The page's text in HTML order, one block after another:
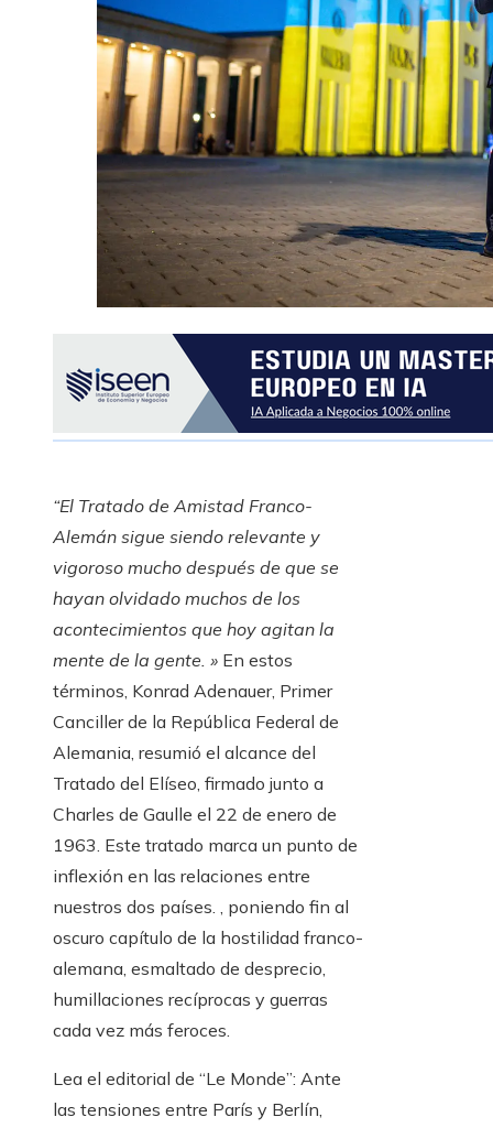
“El Tratado de Amistad Franco-
Alemán sigue siendo relevante y
vigoroso mucho después de que se
hayan olvidado muchos de los
acontecimientos que hoy agitan la
mente de la gente. » En estos
términos, Konrad Adenauer, Primer
Canciller de la República Federal de
Alemania, resumió el alcance del
Tratado del Elíseo, firmado junto a
Charles de Gaulle el 22 de enero de
1963. Este tratado marca un punto de
inflexión en las relaciones entre
nuestros dos países. , poniendo fin al
oscuro capítulo de la hostilidad franco-
alemana, esmaltado de desprecio,
humillaciones recíprocas y guerras
cada vez más feroces.
Lea el editorial de “Le Monde”: Ante
las tensiones entre París y Berlín,